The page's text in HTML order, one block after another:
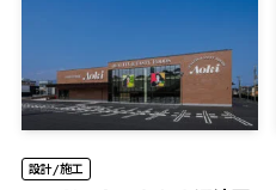
設計/施工